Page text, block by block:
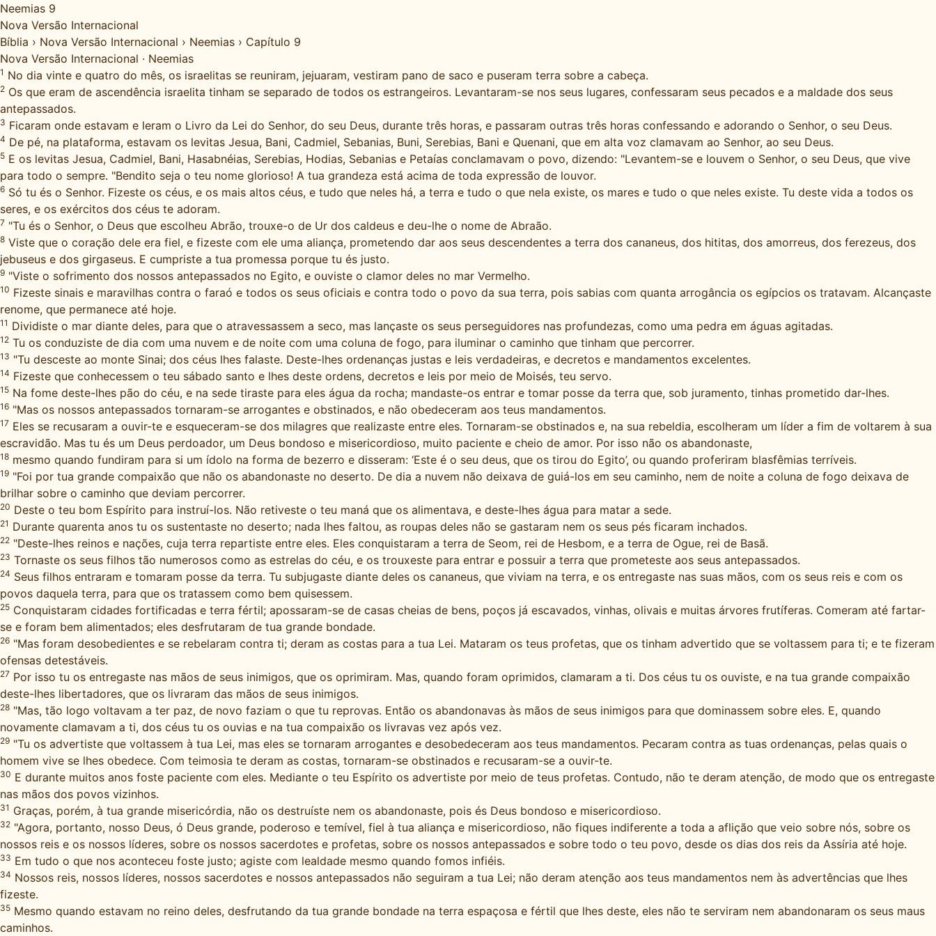
Neemias 9
Nova Versão Internacional
Bíblia › Nova Versão Internacional › Neemias › Capítulo 9
Nova Versão Internacional · Neemias
1 No dia vinte e quatro do mês, os israelitas se reuniram, jejuaram, vestiram pano de saco e puseram terra sobre a cabeça.
2 Os que eram de ascendência israelita tinham se separado de todos os estrangeiros. Levantaram-se nos seus lugares, confessaram seus pecados e a maldade dos seus
antepassados.
3 Ficaram onde estavam e leram o Livro da Lei do Senhor, do seu Deus, durante três horas, e passaram outras três horas confessando e adorando o Senhor, o seu Deus.
4 De pé, na plataforma, estavam os levitas Jesua, Bani, Cadmiel, Sebanias, Buni, Serebias, Bani e Quenani, que em alta voz clamavam ao Senhor, ao seu Deus.
5 E os levitas Jesua, Cadmiel, Bani, Hasabnéias, Serebias, Hodias, Sebanias e Petaías conclamavam o povo, dizendo: "Levantem-se e louvem o Senhor, o seu Deus, que vive
para todo o sempre. "Bendito seja o teu nome glorioso! A tua grandeza está acima de toda expressão de louvor.
6 Só tu és o Senhor. Fizeste os céus, e os mais altos céus, e tudo que neles há, a terra e tudo o que nela existe, os mares e tudo o que neles existe. Tu deste vida a todos os
seres, e os exércitos dos céus te adoram.
7 "Tu és o Senhor, o Deus que escolheu Abrão, trouxe-o de Ur dos caldeus e deu-lhe o nome de Abraão.
8 Viste que o coração dele era fiel, e fizeste com ele uma aliança, prometendo dar aos seus descendentes a terra dos cananeus, dos hititas, dos amorreus, dos ferezeus, dos
jebuseus e dos girgaseus. E cumpriste a tua promessa porque tu és justo.
9 "Viste o sofrimento dos nossos antepassados no Egito, e ouviste o clamor deles no mar Vermelho.
10 Fizeste sinais e maravilhas contra o faraó e todos os seus oficiais e contra todo o povo da sua terra, pois sabias com quanta arrogância os egípcios os tratavam. Alcançaste
renome, que permanece até hoje.
11 Dividiste o mar diante deles, para que o atravessassem a seco, mas lançaste os seus perseguidores nas profundezas, como uma pedra em águas agitadas.
12 Tu os conduziste de dia com uma nuvem e de noite com uma coluna de fogo, para iluminar o caminho que tinham que percorrer.
13 "Tu desceste ao monte Sinai; dos céus lhes falaste. Deste-lhes ordenanças justas e leis verdadeiras, e decretos e mandamentos excelentes.
14 Fizeste que conhecessem o teu sábado santo e lhes deste ordens, decretos e leis por meio de Moisés, teu servo.
15 Na fome deste-lhes pão do céu, e na sede tiraste para eles água da rocha; mandaste-os entrar e tomar posse da terra que, sob juramento, tinhas prometido dar-lhes.
16 "Mas os nossos antepassados tornaram-se arrogantes e obstinados, e não obedeceram aos teus mandamentos.
17 Eles se recusaram a ouvir-te e esqueceram-se dos milagres que realizaste entre eles. Tornaram-se obstinados e, na sua rebeldia, escolheram um líder a fim de voltarem à sua
escravidão. Mas tu és um Deus perdoador, um Deus bondoso e misericordioso, muito paciente e cheio de amor. Por isso não os abandonaste,
18 mesmo quando fundiram para si um ídolo na forma de bezerro e disseram: ‘Este é o seu deus, que os tirou do Egito’, ou quando proferiram blasfêmias terríveis.
19 "Foi por tua grande compaixão que não os abandonaste no deserto. De dia a nuvem não deixava de guiá-los em seu caminho, nem de noite a coluna de fogo deixava de
brilhar sobre o caminho que deviam percorrer.
20 Deste o teu bom Espírito para instruí-los. Não retiveste o teu maná que os alimentava, e deste-lhes água para matar a sede.
21 Durante quarenta anos tu os sustentaste no deserto; nada lhes faltou, as roupas deles não se gastaram nem os seus pés ficaram inchados.
22 "Deste-lhes reinos e nações, cuja terra repartiste entre eles. Eles conquistaram a terra de Seom, rei de Hesbom, e a terra de Ogue, rei de Basã.
23 Tornaste os seus filhos tão numerosos como as estrelas do céu, e os trouxeste para entrar e possuir a terra que prometeste aos seus antepassados.
24 Seus filhos entraram e tomaram posse da terra. Tu subjugaste diante deles os cananeus, que viviam na terra, e os entregaste nas suas mãos, com os seus reis e com os
povos daquela terra, para que os tratassem como bem quisessem.
25 Conquistaram cidades fortificadas e terra fértil; apossaram-se de casas cheias de bens, poços já escavados, vinhas, olivais e muitas árvores frutíferas. Comeram até fartar-
se e foram bem alimentados; eles desfrutaram de tua grande bondade.
26 "Mas foram desobedientes e se rebelaram contra ti; deram as costas para a tua Lei. Mataram os teus profetas, que os tinham advertido que se voltassem para ti; e te fizeram
ofensas detestáveis.
27 Por isso tu os entregaste nas mãos de seus inimigos, que os oprimiram. Mas, quando foram oprimidos, clamaram a ti. Dos céus tu os ouviste, e na tua grande compaixão
deste-lhes libertadores, que os livraram das mãos de seus inimigos.
28 "Mas, tão logo voltavam a ter paz, de novo faziam o que tu reprovas. Então os abandonavas às mãos de seus inimigos para que dominassem sobre eles. E, quando
novamente clamavam a ti, dos céus tu os ouvias e na tua compaixão os livravas vez após vez.
29 "Tu os advertiste que voltassem à tua Lei, mas eles se tornaram arrogantes e desobedeceram aos teus mandamentos. Pecaram contra as tuas ordenanças, pelas quais o
homem vive se lhes obedece. Com teimosia te deram as costas, tornaram-se obstinados e recusaram-se a ouvir-te.
30 E durante muitos anos foste paciente com eles. Mediante o teu Espírito os advertiste por meio de teus profetas. Contudo, não te deram atenção, de modo que os entregaste
nas mãos dos povos vizinhos.
31 Graças, porém, à tua grande misericórdia, não os destruíste nem os abandonaste, pois és Deus bondoso e misericordioso.
32 "Agora, portanto, nosso Deus, ó Deus grande, poderoso e temível, fiel à tua aliança e misericordioso, não fiques indiferente a toda a aflição que veio sobre nós, sobre os
nossos reis e os nossos líderes, sobre os nossos sacerdotes e profetas, sobre os nossos antepassados e sobre todo o teu povo, desde os dias dos reis da Assíria até hoje.
33 Em tudo o que nos aconteceu foste justo; agiste com lealdade mesmo quando fomos infiéis.
34 Nossos reis, nossos líderes, nossos sacerdotes e nossos antepassados não seguiram a tua Lei; não deram atenção aos teus mandamentos nem às advertências que lhes
fizeste.
35 Mesmo quando estavam no reino deles, desfrutando da tua grande bondade na terra espaçosa e fértil que lhes deste, eles não te serviram nem abandonaram os seus maus
caminhos.